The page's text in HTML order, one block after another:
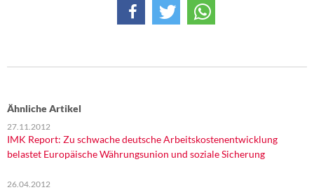
Ähnliche Artikel
27.11.2012
IMK Report: Zu schwache deutsche Arbeitskostenentwicklung
belastet Europäische Währungsunion und soziale Sicherung
26.04.2012